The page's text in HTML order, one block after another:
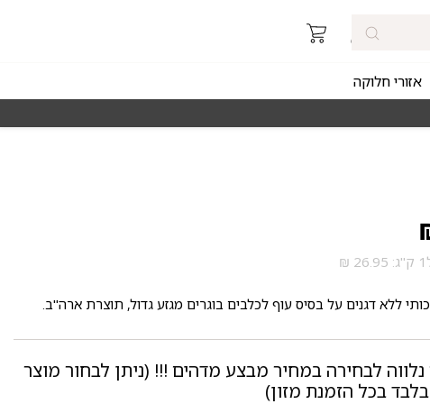
אזורי חלוקה
ללא דגנים על בסיס עוף לכלבים בוגרים מגזע גדול, תוצרת ארה"ב.
נלווה לבחירה במחיר מבצע מדהים !!! (ניתן לבחור מוצר
בכל הזמנת מזון)